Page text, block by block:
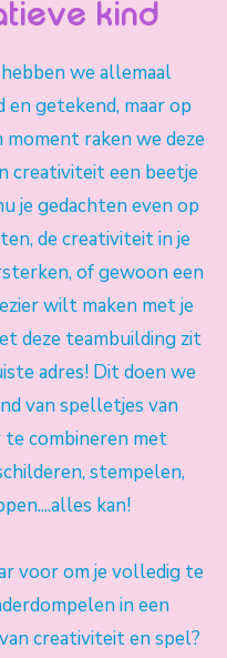
kind
we allemaal
getekend, maar op
moment raken we deze
creativiteit een beetje
je gedachten even op
de creativiteit in je
of gewoon een
wilt maken met je
deze teambuilding zit
adres! Dit doen we
van spelletjes van
combineren met
stempelen,
kan!
voor om je volledig te
in een
creativiteit en spel?